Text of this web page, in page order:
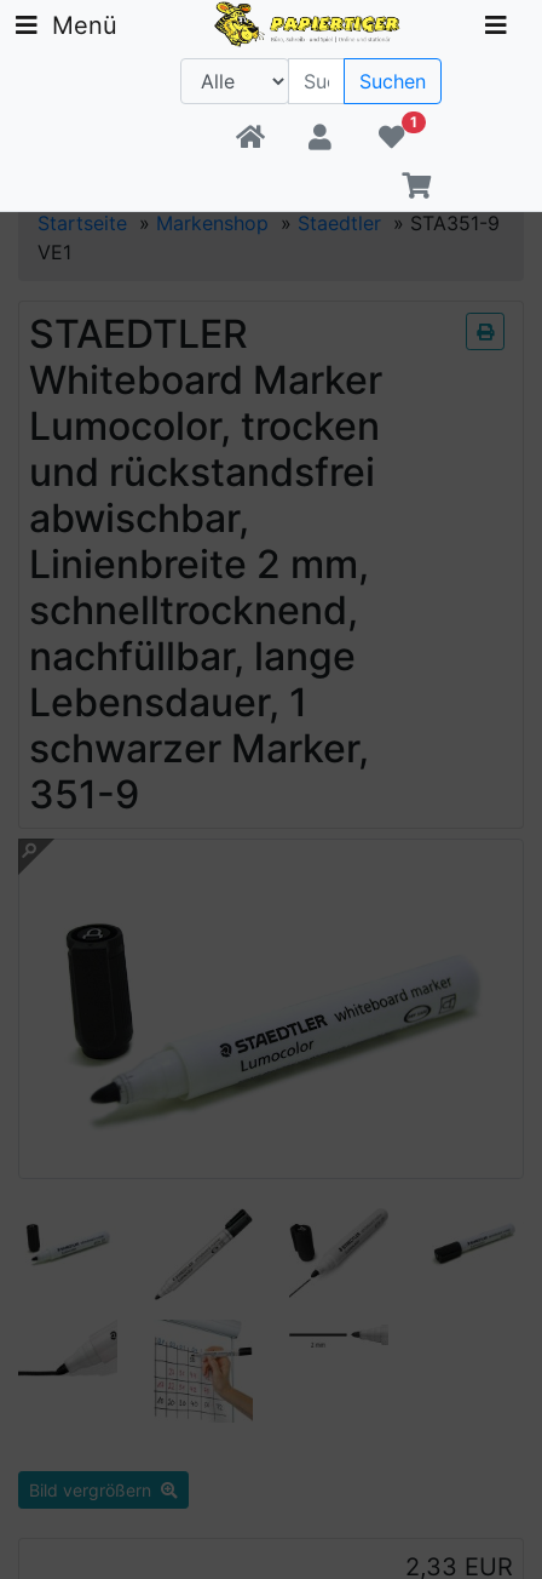
Beratung +49 30 1300 6481
Menü
Suchen
1
Startseite » Markenshop » Staedtler » STA351-9
VE1
STAEDTLER
Whiteboard Marker
Lumocolor, trocken
und rückstandsfrei
abwischbar,
Linienbreite 2 mm,
schnelltrocknend,
nachfüllbar, lange
Lebensdauer, 1
schwarzer Marker,
351-9
Bild vergrößern
2,33 EUR